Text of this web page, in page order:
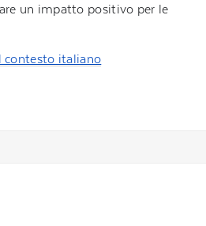
un impatto positivo per le
contesto italiano